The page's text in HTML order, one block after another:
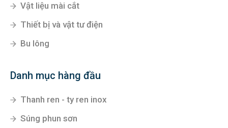
Vật liệu mài cắt
Thiết bị và vật tư điện
Bu lông
Danh mục hàng đầu
Thanh ren - ty ren inox
Súng phun sơn